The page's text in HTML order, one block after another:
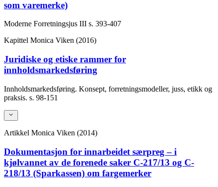
som varemerke)
Moderne Forretningsjus III s. 393-407
Kapittel Monica Viken (2016)
Juridiske og etiske rammer for
innholdsmarkedsføring
Innholdsmarkedsføring. Konsept, forretningsmodeller, juss, etikk og
praksis. s. 98-151
Artikkel Monica Viken (2014)
Dokumentasjon for innarbeidet særpreg – i
kjølvannet av de forenede saker C-217/13 og C-
218/13 (Sparkassen) om fargemerker